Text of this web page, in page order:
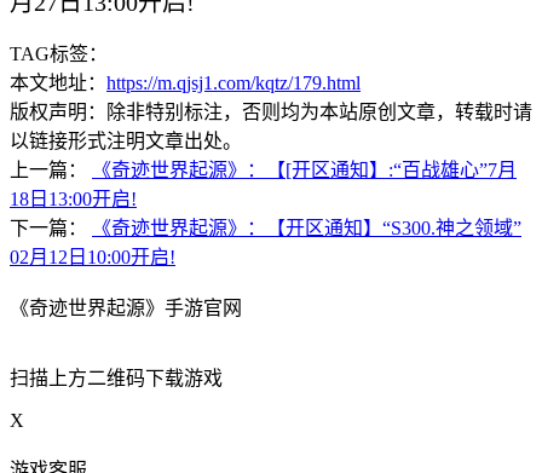
TAG标签：
本文地址： https://m.qjsj1.com/kqtz/179.html
版权声明：除非特别标注，否则均为本站原创文章，转载时请
以链接形式注明文章出处。
上一篇：
《奇迹世界起源》：【[开区通知】:“百战雄心”7月
18日13:00开启!
下一篇：
《奇迹世界起源》：【开区通知】“S300.神之领域”
02月12日10:00开启!
《奇迹世界起源》手游官网
扫描上方二维码下载游戏
X